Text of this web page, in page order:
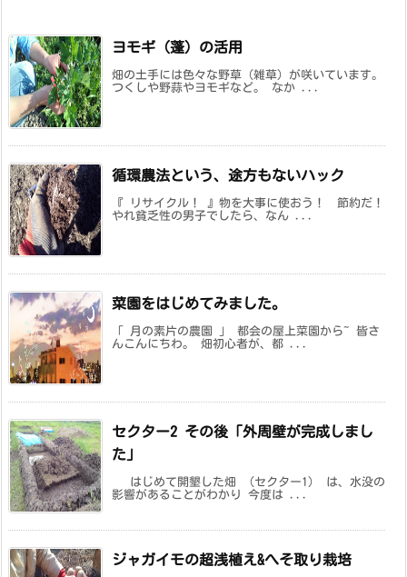
ヨモギ（蓬）の活用
畑の土手には色々な野草（雑草）が咲いています。
つくしや野蒜やヨモギなど。 なか ...
循環農法という、途方もないハック
『 リサイクル！ 』物を大事に使おう！ 節約だ！
やれ貧乏性の男子でしたら、なん ...
菜園をはじめてみました。
「 月の素片の農園 」 都会の屋上菜園から~ 皆さ
んこんにちわ。 畑初心者が、都 ...
セクター2 その後「外周壁が完成しまし
た」
はじめて開墾した畑 （セクター1） は、水没の
影響があることがわかり 今度は ...
ジャガイモの超浅植え&へそ取り栽培